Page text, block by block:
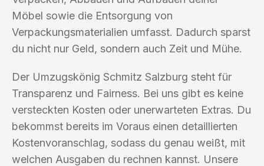
Möbel sowie die Entsorgung von
Verpackungsmaterialien umfasst. Dadurch sparst
du nicht nur Geld, sondern auch Zeit und Mühe.
Der Umzugskönig Schmitz Salzburg steht für
Transparenz und Fairness. Bei uns gibt es keine
versteckten Kosten oder unerwarteten Extras. Du
bekommst bereits im Voraus einen detaillierten
Kostenvoranschlag, sodass du genau weißt, mit
welchen Ausgaben du rechnen kannst. Unsere